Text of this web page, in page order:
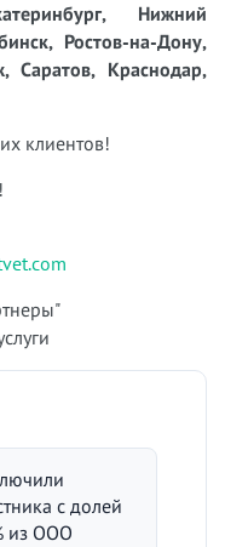
Нижний
Ростов-на-Дону,
Саратов, Краснодар,
клиентов!
с долей
из ООО